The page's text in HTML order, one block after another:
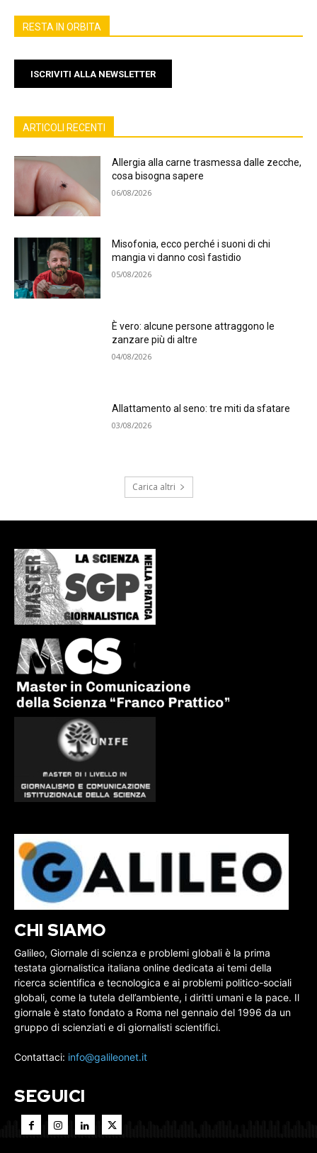
RESTA IN ORBITA
ISCRIVITI ALLA NEWSLETTER
ARTICOLI RECENTI
Allergia alla carne trasmessa dalle zecche,
cosa bisogna sapere
06/08/2026
Misofonia, ecco perché i suoni di chi
mangia vi danno così fastidio
05/08/2026
È vero: alcune persone attraggono le
zanzare più di altre
04/08/2026
Allattamento al seno: tre miti da sfatare
03/08/2026
Carica altri
CHI SIAMO
Galileo, Giornale di scienza e problemi globali è la prima
testata giornalistica italiana online dedicata ai temi della
ricerca scientifica e tecnologica e ai problemi politico-sociali
globali, come la tutela dell’ambiente, i diritti umani e la pace. Il
giornale è stato fondato a Roma nel gennaio del 1996 da un
gruppo di scienziati e di giornalisti scientifici.
Contattaci: info@galileonet.it
SEGUICI